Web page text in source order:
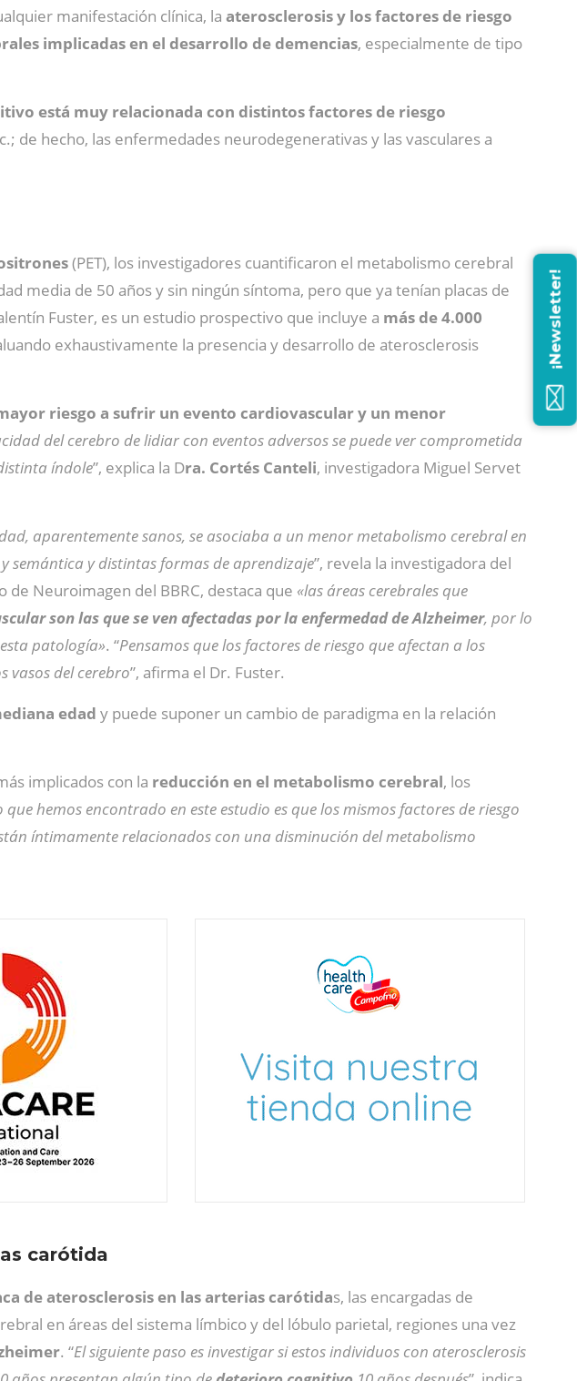
manifestación clínica, la aterosclerosis y los factores de riesgo
implicadas en el desarrollo de demencias, especialmente de tipo
está muy relacionada con distintos factores de riesgo
de hecho, las enfermedades neurodegenerativas y las vasculares a
(PET), los investigadores cuantificaron el metabolismo cerebral
media de 50 años y sin ningún síntoma, pero que ya tenían placas de
Fuster, es un estudio prospectivo que incluye a más de 4.000
exhaustivamente la presencia y desarrollo de aterosclerosis
riesgo a sufrir un evento cardiovascular y un menor
del cerebro de lidiar con eventos adversos se puede ver comprometida
índole”, explica la Dra. Cortés Canteli, investigadora Miguel Servet
aparentemente sanos, se asociaba a un menor metabolismo cerebral en
semántica y distintas formas de aprendizaje”, revela la investigadora del
de Neuroimagen del BBRC, destaca que «las áreas cerebrales que
son las que se ven afectadas por la enfermedad de Alzheimer, por lo
patología». “Pensamos que los factores de riesgo que afectan a los
vasos del cerebro”, afirma el Dr. Fuster.
edad y puede suponer un cambio de paradigma en la relación
implicados con la reducción en el metabolismo cerebral, los
que hemos encontrado en este estudio es que los mismos factores de riesgo
íntimamente relacionados con una disminución del metabolismo
carótida
de aterosclerosis en las arterias carótidas, las encargadas de
en áreas del sistema límbico y del lóbulo parietal, regiones una vez
. “El siguiente paso es investigar si estos individuos con aterosclerosis
¡Newsletter!